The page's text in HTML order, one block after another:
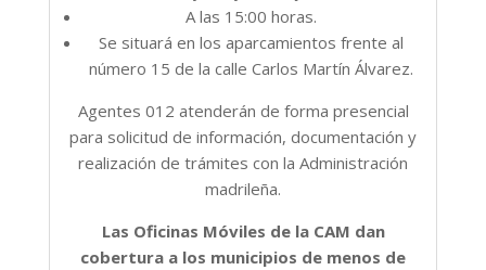
A las 15:00 horas.
Se situará en los aparcamientos frente al
número 15 de la calle Carlos Martín Álvarez.
Agentes 012 atenderán de forma presencial
para solicitud de información, documentación y
realización de trámites con la Administración
madrileña.
Las Oficinas Móviles de la CAM dan
cobertura a los municipios de menos de